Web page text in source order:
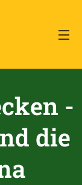
-
die